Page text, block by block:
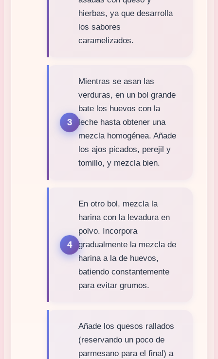
hierbas, ya que desarrolla
los sabores
caramelizados.
Mientras se asan las
verduras, en un bol grande
bate los huevos con la
leche hasta obtener una
mezcla homogénea. Añade
los ajos picados, perejil y
tomillo, y mezcla bien.
En otro bol, mezcla la
harina con la levadura en
polvo. Incorpora
gradualmente la mezcla de
harina a la de huevos,
batiendo constantemente
para evitar grumos.
Añade los quesos rallados
(reservando un poco de
parmesano para el final) a